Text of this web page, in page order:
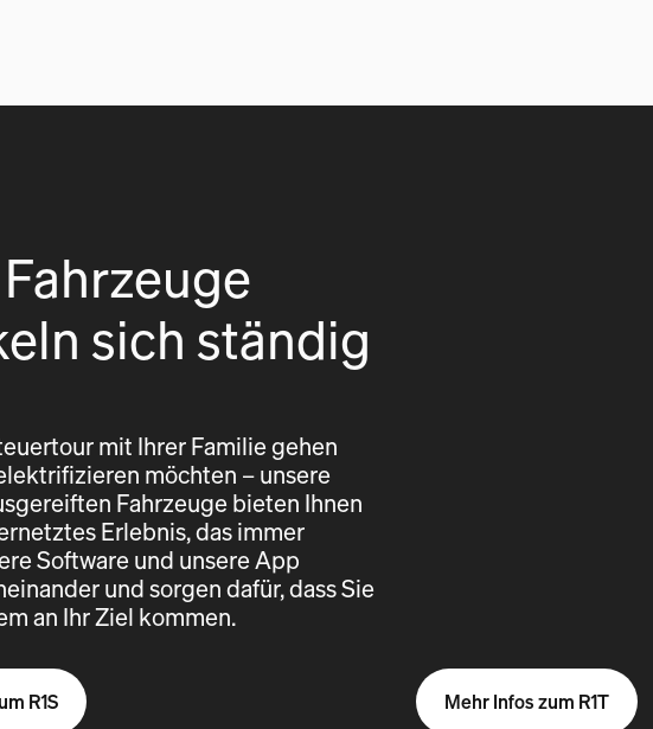
sich ständig
mit Ihrer Familie gehen
möchten – unsere
Fahrzeuge bieten Ihnen
Erlebnis, das immer
Software und unsere App
und sorgen dafür, dass Sie
an Ihr Ziel kommen.
R1S Mehr Infos zum R1T